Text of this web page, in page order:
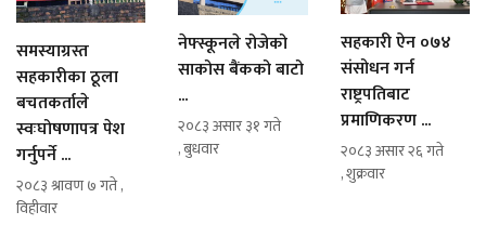
समस्याग्रस्त
सहकारीका ठूला
बचतकर्ताले
स्वःघोषणापत्र पेश
गर्नुपर्ने ...
२०८३ श्रावण ७ गते ,
विहीवार
नेफ्स्कूनले रोजेको
साकोस बैंकको बाटो
...
२०८३ असार ३१ गते
, बुधवार
सहकारी ऐन ०७४
संसोधन गर्न
राष्ट्रपतिबाट
प्रमाणिकरण ...
२०८३ असार २६ गते
, शुक्रवार